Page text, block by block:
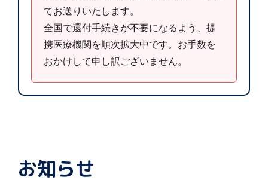
てお送りいたします。
全国で還付手続きが不要になるよう、提
携医療機関を順次拡大中です。お手数を
おかけして申し訳ございません。
お知らせ